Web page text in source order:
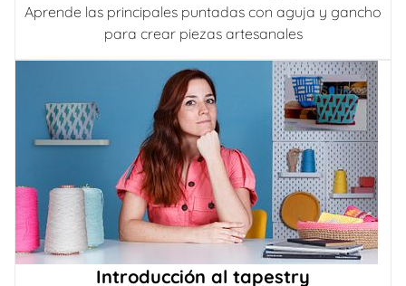
Aprende las principales puntadas con aguja y gancho
para crear piezas artesanales
Introducción al tapestry